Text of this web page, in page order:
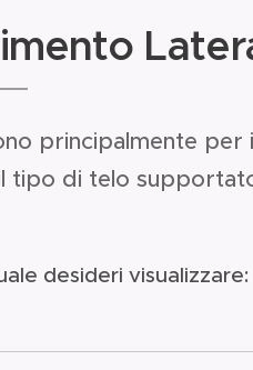
principalmente per
tipo di telo
desideri visualizzare: